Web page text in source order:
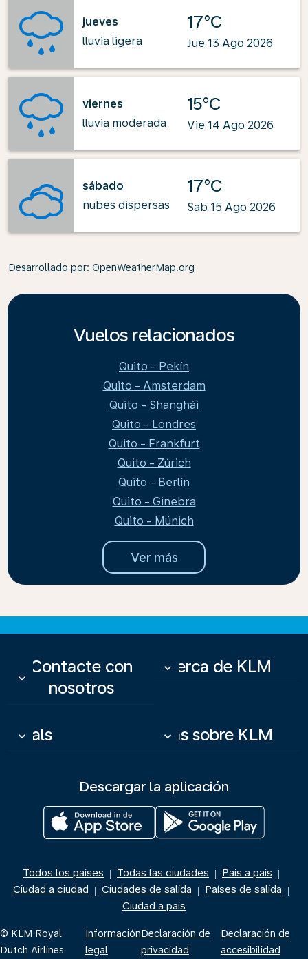
jueves
lluvia ligera
17°C
Jue 13 Ago 2026
viernes
lluvia moderada
15°C
Vie 14 Ago 2026
sábado
nubes dispersas
17°C
Sab 15 Ago 2026
Desarrollado por: OpenWeatherMap.org
Vuelos relacionados
Quito - Pekín
Quito - Amsterdam
Quito - Shanghái
Quito - Londres
Quito - Frankfurt
Quito - Zúrich
Quito - Berlín
Quito - Ginebra
Quito - Múnich
Ver más
Contacte con
nosotros
keyboard_arrow_down
Acerca de KLM
keyboard_arrow_down
Deals
keyboard_arrow_down Más sobre KLM
keyboard_arrow_down
Descargar la aplicación
Todos los países | Todas las ciudades | País a país |
Ciudad a ciudad | Ciudades de salida | Países de salida |
Ciudad a país
© KLM Royal
Dutch Airlines
Información
legal
Declaración de
privacidad
Declaración de
accesibilidad